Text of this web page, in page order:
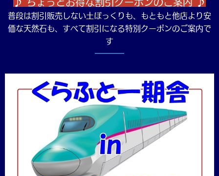
普段は割引販売しない土ぼっくりも、もともと他店より安
価な天然石も、すべて割引になる特別クーポンのご案内で
す